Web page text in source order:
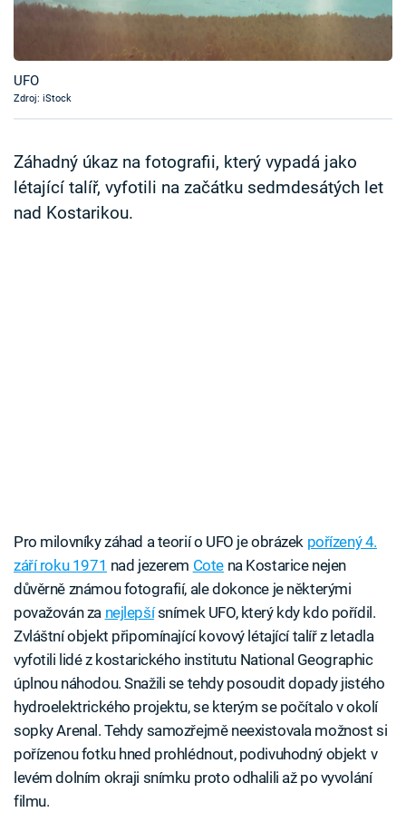
Časopis
Sledujte prima+
Sledujte nás
UFO
Zdroj: iStock
Záhadný úkaz na fotografii, který vypadá jako
létající talíř, vyfotili na začátku sedmdesátých let
nad Kostarikou.
Pro milovníky záhad a teorií o UFO je obrázek pořízený 4.
září roku 1971 nad jezerem Cotena Kostarice nejen
důvěrně známou fotografií, ale dokonce je některými
považován za nejlepšísnímek UFO, který kdy kdo pořídil.
Zvláštní objekt připomínající kovový létající talíř z letadla
vyfotili lidé z kostarického institutu National Geographic
úplnou náhodou. Snažili se tehdy posoudit dopady jistého
hydroelektrického projektu, se kterým se počítalo v okolí
sopky Arenal. Tehdy samozřejmě neexistovala možnost si
pořízenou fotku hned prohlédnout, podivuhodný objekt v
levém dolním okraji snímku proto odhalili až po vyvolání
filmu.